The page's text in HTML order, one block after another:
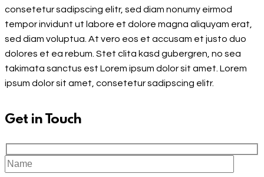
consetetur sadipscing elitr, sed diam nonumy eirmod
tempor invidunt ut labore et dolore magna aliquyam erat,
sed diam voluptua. At vero eos et accusam et justo duo
dolores et ea rebum. Stet clita kasd gubergren, no sea
takimata sanctus est Lorem ipsum dolor sit amet. Lorem
ipsum dolor sit amet, consetetur sadipscing elitr.
Get in Touch